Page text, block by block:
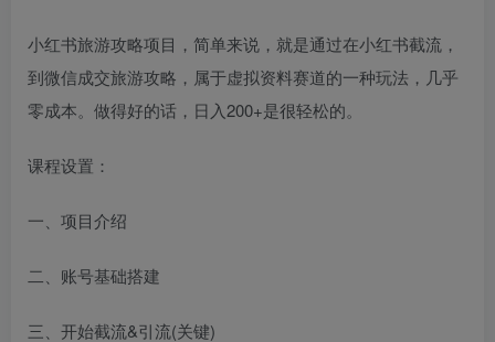
小红书旅游攻略项目，简单来说，就是通过在小红书截流，
到微信成交旅游攻略，属于虚拟资料赛道的一种玩法，几乎
零成本。做得好的话，日入200+是很轻松的。
课程设置：
一、项目介绍
二、账号基础搭建
三、开始截流&引流(关键)